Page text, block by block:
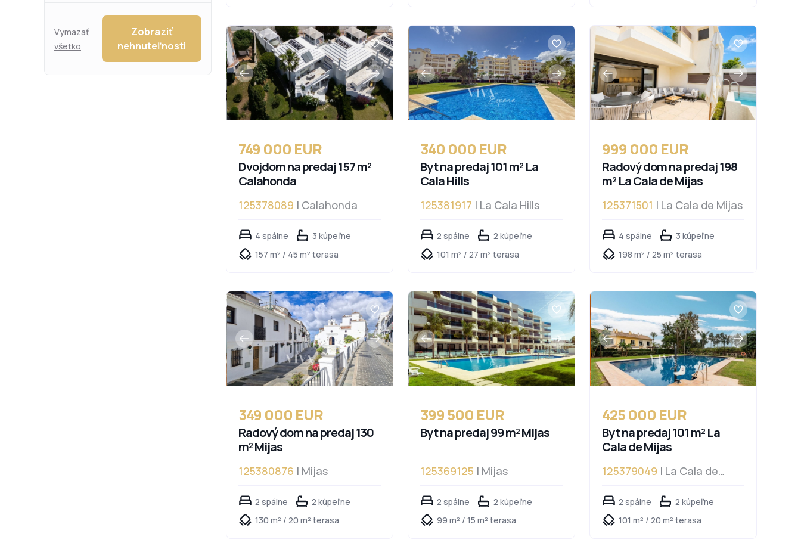
Vymazať
všetko
Zobraziť
nehnuteľnosti
749 000 EUR
Dvojdom na predaj 157 m²
Calahonda
125378089 | Calahonda
4 spálne
3 kúpeľne
157 m² / 45 m² terasa
340 000 EUR
Byt na predaj 101 m² La
Cala Hills
125381917 | La Cala Hills
2 spálne
2 kúpeľne
101 m² / 27 m² terasa
999 000 EUR
Radový dom na predaj 198
m² La Cala de Mijas
125371501 | La Cala de Mijas
4 spálne
3 kúpeľne
198 m² / 25 m² terasa
349 000 EUR
Radový dom na predaj 130
m² Mijas
125380876 | Mijas
2 spálne
2 kúpeľne
130 m² / 20 m² terasa
399 500 EUR
Byt na predaj 99 m² Mijas
125369125 | Mijas
2 spálne
2 kúpeľne
99 m² / 15 m² terasa
425 000 EUR
Byt na predaj 101 m² La
Cala de Mijas
125379049 | La Cala de
2 spálne
2 kúpeľne
101 m² / 20 m² terasa